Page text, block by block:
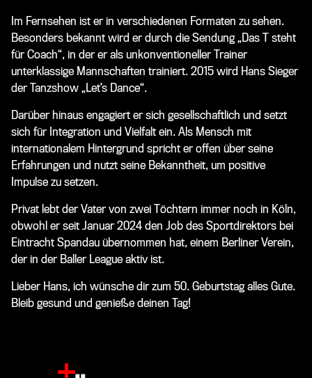
Im Fernsehen ist er in verschiedenen Formaten zu sehen.
Besonders bekannt wird er durch die Sendung „Das T steht
für Coach“, in der er als unkonventioneller Trainer
unterklassige Mannschaften trainiert. 2015 wird Hans Sieger
der Tanzshow „Let’s Dance“.
Darüber hinaus engagiert er sich gesellschaftlich und setzt
sich für Integration und Vielfalt ein. Als Mensch mit
internationalem Hintergrund spricht er offen über seine
Erfahrungen und nutzt seine Bekanntheit, um positive
Impulse zu setzen.
Privat lebt der Vater von zwei Töchtern immer noch in Köln,
obwohl er seit Januar 2024 den Job des Sportdirektors bei
Eintracht Spandau übernommen hat, einem Berliner Verein,
der in der Baller League aktiv ist.
Lieber Hans, ich wünsche dir zum 50. Geburtstag alles Gute.
Bleib gesund und genieße deinen Tag!